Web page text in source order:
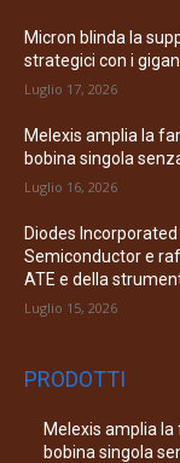
Micron blinda la
strategici con i
Luglio 17, 2026
Melexis amplia la
bobina singola
Luglio 16, 2026
Diodes
Semiconductor e
ATE e della
Luglio 15, 2026
PRODOTTI
Melexis amplia
bobina singola